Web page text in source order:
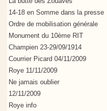
14-18 en Somme dans la presse
Ordre de mobilisation générale
Monument du 10ème RIT
Champien 23-29/09/1914
Courrier Picard 04/11/2009
Roye 11/11/2009
Ne jamais oublier
12/11/2009
Roye info